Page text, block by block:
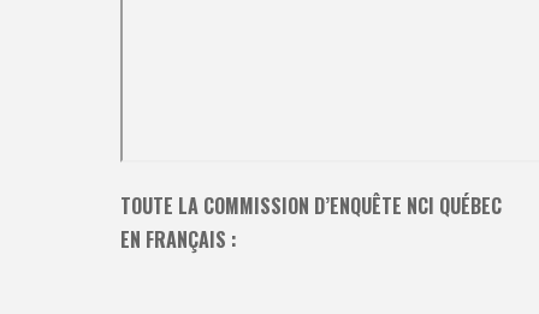
TOUTE LA COMMISSION D’ENQUÊTE NCI QUÉBEC
EN FRANÇAIS :